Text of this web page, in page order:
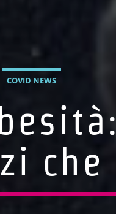
COVID NEWS
che